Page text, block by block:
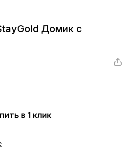
Домик с
в 1 клик